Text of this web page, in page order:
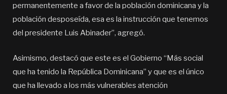
permanentemente a favor de la población dominicana y la
población desposeída, esa es la instrucción que tenemos
del presidente Luis Abinader”, agregó.
Asimismo, destacó que este es el Gobierno “Más social
que ha tenido la República Dominicana” y que es el único
que ha llevado a los más vulnerables atención